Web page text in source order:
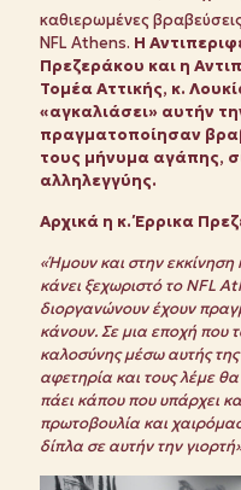
καθιερωμένες
NFL Athens. Η
Πρεζεράκου και η
Τομέα Αττικής, κ.
«αγκαλιάσει» αυτήν
πραγματοποίησαν
τους μήνυμα αγάπης,
αλληλεγγύης.
Αρχικά η κ. Έρρικα
«Ήμουν και στην
κάνει ξεχωριστό τοNFL
διοργανώνουν έχουν
κάνουν. Σε μια εποχή που
καλοσύνης μέσω αυτής
αφετηρία και τους λέμε
πάει κάπου που υπάρχει
πρωτοβουλία και
δίπλα σε αυτήν την